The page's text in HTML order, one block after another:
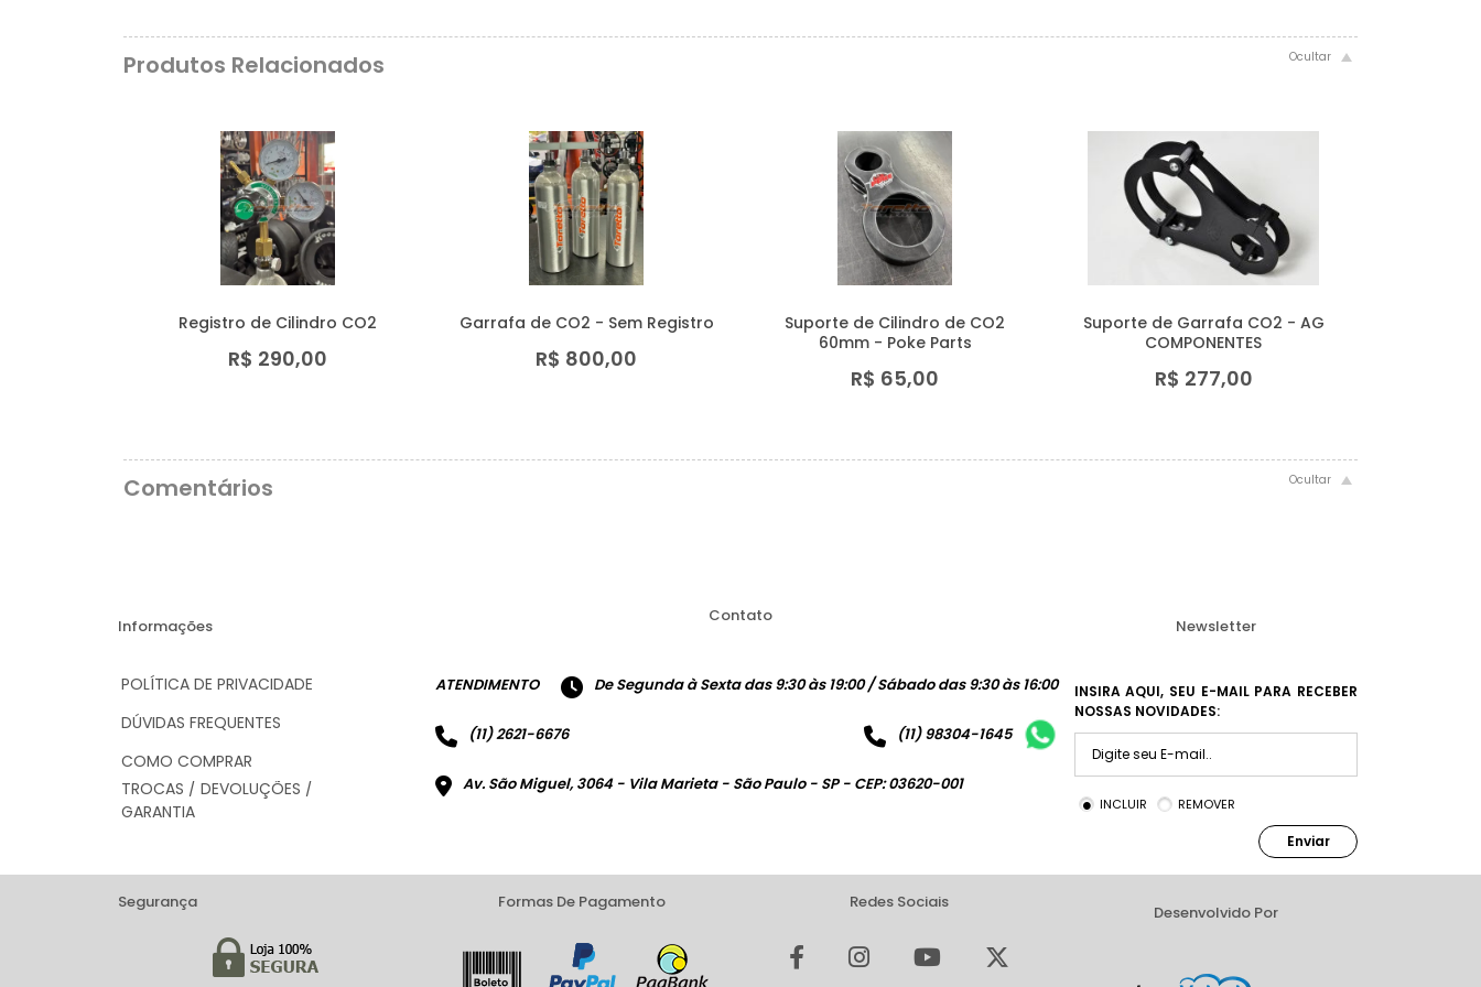
Produtos Relacionados
Registro de Cilindro CO2
R$ 290,00
Garrafa de CO2 - Sem Registro
R$ 800,00
Suporte de Cilindro de CO2
60mm - Poke Parts
R$ 65,00
Suporte de Garrafa CO2 - AG
COMPONENTES
R$ 277,00
Comentários
Informações
POLÍTICA DE PRIVACIDADE
DÚVIDAS FREQUENTES
COMO COMPRAR
TROCAS / DEVOLUÇÕES /
GARANTIA
Contato
ATENDIMENTO De Segunda à Sexta das 9:30 às 19:00 / Sábado das 9:30 às 16:00
(11) 2621-6676 (11) 98304-1645
Av. São Miguel, 3064 - Vila Marieta - São Paulo - SP - CEP: 03620-001
Newsletter
INSIRA AQUI, SEU E-MAIL PARA RECEBER
NOSSAS NOVIDADES:
INCLUIR REMOVER
Enviar
Segurança Formas De Pagamento Redes Sociais
Desenvolvido Por